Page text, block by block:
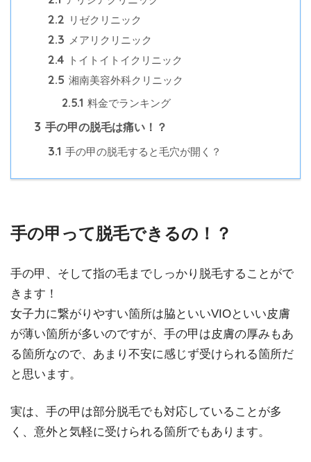
2.2 リゼクリニック
2.3 メアリクリニック
2.4 トイトイトイクリニック
2.5 湘南美容外科クリニック
2.5.1 料金でランキング
3 手の甲の脱毛は痛い！？
3.1 手の甲の脱毛すると毛穴が開く？
手の甲って脱毛できるの！？
手の甲、そして指の毛までしっかり脱毛することがで
きます！
女子力に繋がりやすい箇所は脇といいVIOといい皮膚
が薄い箇所が多いのですが、手の甲は皮膚の厚みもあ
る箇所なので、あまり不安に感じず受けられる箇所だ
と思います。
実は、手の甲は部分脱毛でも対応していることが多
く、意外と気軽に受けられる箇所でもあります。